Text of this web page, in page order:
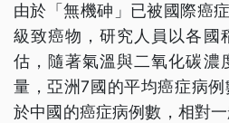
由於「無機砷」已被國際癌
級致癌物，研究人員以各國
估，隨著氣溫與二氧化碳濃
量，亞洲7國的平均癌症病
於中國的癌症病例數，相對